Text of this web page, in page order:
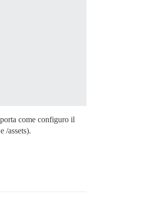
come configuro il
/assets).